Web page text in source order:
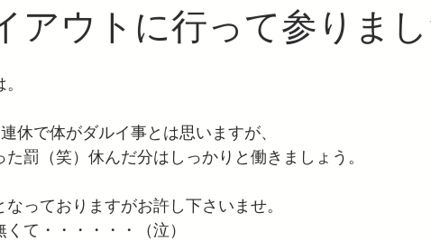
アウトに行って参りま
休で体がダルイ事とは思いますが、
罰（笑）休んだ分はしっかりと働きましょう。
っておりますがお許し下さいませ。
て・・・・・・（泣）